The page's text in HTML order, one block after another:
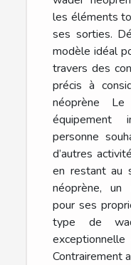
les éléments
ses sorties.
modèle idéal
travers des
précis à
néoprène
équipement
personne
d’autres
en restant au
néoprène, un
pour ses
type de
Contrairement